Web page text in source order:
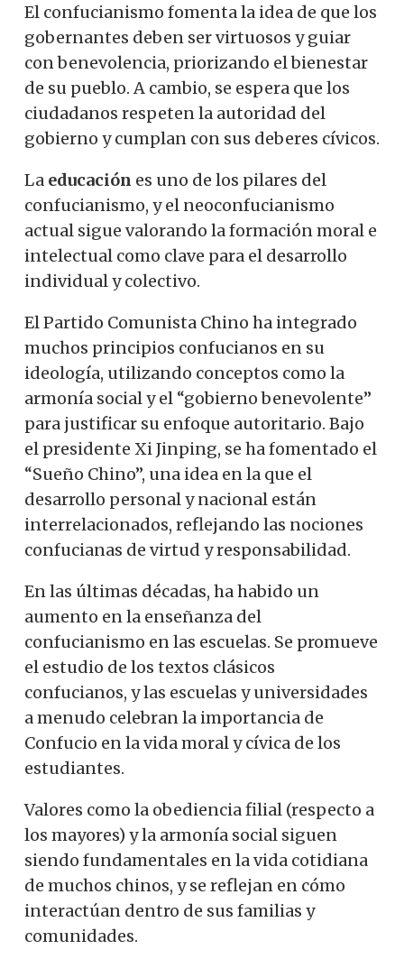
El confucianismo fomenta la idea de que los
gobernantes deben ser virtuosos y guiar
con benevolencia, priorizando el bienestar
de su pueblo. A cambio, se espera que los
ciudadanos respeten la autoridad del
gobierno y cumplan con sus deberes cívicos.
La educación es uno de los pilares del
confucianismo, y el neoconfucianismo
actual sigue valorando la formación moral e
intelectual como clave para el desarrollo
individual y colectivo.
El Partido Comunista Chino ha integrado
muchos principios confucianos en su
ideología, utilizando conceptos como la
armonía social y el “gobierno benevolente”
para justificar su enfoque autoritario. Bajo
el presidente Xi Jinping, se ha fomentado el
“Sueño Chino”, una idea en la que el
desarrollo personal y nacional están
interrelacionados, reflejando las nociones
confucianas de virtud y responsabilidad.
En las últimas décadas, ha habido un
aumento en la enseñanza del
confucianismo en las escuelas. Se promueve
el estudio de los textos clásicos
confucianos, y las escuelas y universidades
a menudo celebran la importancia de
Confucio en la vida moral y cívica de los
estudiantes.
Valores como la obediencia filial (respecto a
los mayores) y la armonía social siguen
siendo fundamentales en la vida cotidiana
de muchos chinos, y se reflejan en cómo
interactúan dentro de sus familias y
comunidades.